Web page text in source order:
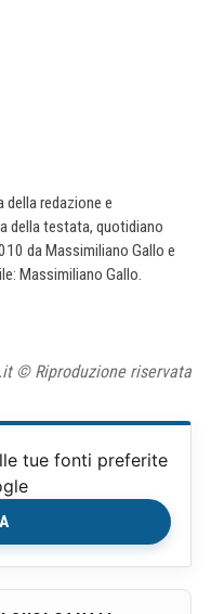
redazione e
della testata, quotidiano
da Massimiliano Gallo e
Massimiliano Gallo.
© Riproduzione riservata
tue fonti preferite